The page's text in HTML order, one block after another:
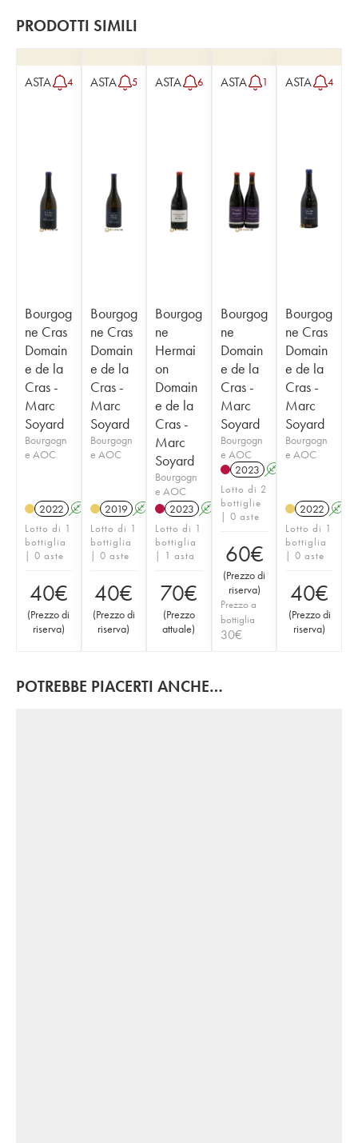
PRODOTTI SIMILI
ASTA 4
Bourgog
ne Cras
Domain
e de la
Cras -
Marc
Soyard
Bourgogn
e AOC
2022 A K
Lotto di 1
bottiglia
| 0 aste
40€
(Prezzo di
riserva)
ASTA 5
Bourgog
ne Cras
Domain
e de la
Cras -
Marc
Soyard
Bourgogn
e AOC
2019 A K
Lotto di 1
bottiglia
| 0 aste
40€
(Prezzo di
riserva)
ASTA 6
Bourgog
ne
Hermai
on
Domain
e de la
Cras -
Marc
Soyard
Bourgogn
e AOC
2023 A K
Lotto di 1
bottiglia
| 1 asta
70€
(Prezzo
attuale)
ASTA 1
Bourgog
ne
Domain
e de la
Cras -
Marc
Soyard
Bourgogn
e AOC
2023 A
Lotto di 2
bottiglie
| 0 aste
60€
(Prezzo di
riserva)
Prezzo a
bottiglia
30€
ASTA 4
Bourgog
ne Cras
Domain
e de la
Cras -
Marc
Soyard
Bourgogn
e AOC
2022 A
Lotto di 1
bottiglia
| 0 aste
40€
(Prezzo di
riserva)
POTREBBE PIACERTI ANCHE…